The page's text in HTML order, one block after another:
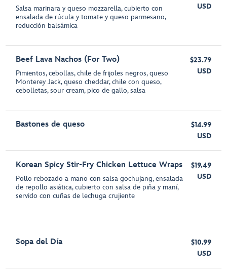
Salsa marinara y queso mozzarella, cubierto con
ensalada de rúcula y tomate y queso parmesano,
reducción balsámica
USD
Beef Lava Nachos (For Two)
Pimientos, cebollas, chile de frijoles negros, queso
Monterey Jack, queso cheddar, chile con queso,
cebolletas, sour cream, pico de gallo, salsa
$23.79
USD
Bastones de queso
$14.99
USD
Korean Spicy Stir-Fry Chicken Lettuce Wraps
Pollo rebozado a mano con salsa gochujang, ensalada
de repollo asiática, cubierto con salsa de piña y maní,
servido con cuñas de lechuga crujiente
$19.49
USD
Sopa del Día
$10.99
USD